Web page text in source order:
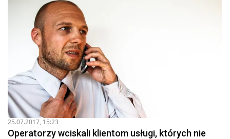
25.07.2017, 15:23
Operatorzy wciskali klientom usługi, których nie